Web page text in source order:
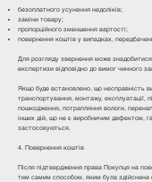
безоплатного усунення недоліків;
заміни товару;
пропорційного зменшення вартості;
повернення коштів у випадках,
Для розгляду звернення може
експертизи відповідно до вимог чинного
Якщо буде встановлено, що несправність
транспортування, монтажу, експлуатації,
пошкодження, потрапляння вологи,
інших дій, що не є виробничим дефектом,
застосовуються.
4. Повернення коштів
Після підтвердження права Покупця на
тим самим способом, яким була здійснена